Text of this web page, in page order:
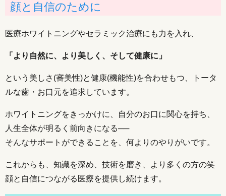
顔と自信のために
医療ホワイトニングやセラミック治療にも力を入れ、
「より自然に、より美しく、そして健康に」
という美しさ(審美性)と健康(機能性)を合わせもつ、トータ
ルな歯・お口元を追求しています。
ホワイトニングをきっかけに、自分のお口に関心を持ち、
人生全体が明るく前向きになる──
そんなサポートができることを、何よりのやりがいです。
これからも、知識を深め、技術を磨き、より多くの方の笑
顔と自信につながる医療を提供し続けます。